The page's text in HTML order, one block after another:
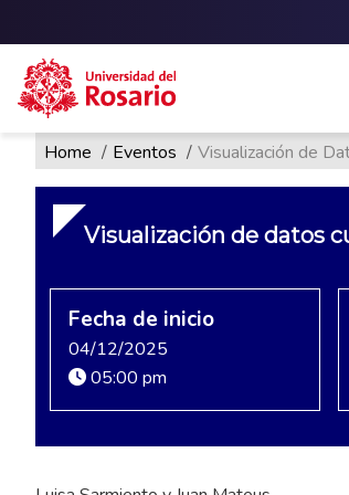
Pasar al contenido principal
Ruta de
Home Eventos Visualización de
Visualización de datos
Fecha de inicio
04/12/2025
05:00 pm